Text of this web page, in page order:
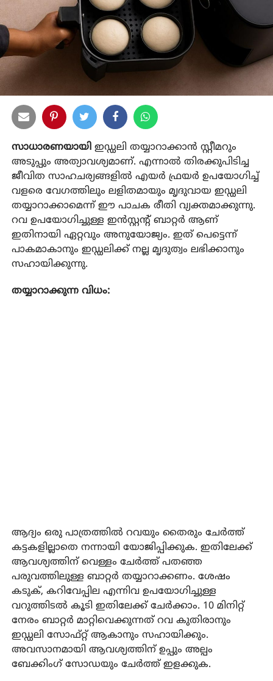
സാധാരണയായിഇഡ്ഡലി തയ്യാറാക്കാൻ സ്റ്റീമറും
അടുപ്പും അത്യാവശ്യമാണ്. എന്നാൽ തിരക്കുപിടിച്ച
ജീവിത സാഹചര്യങ്ങളിൽ എയർ ഫ്രയർ ഉപയോഗിച്ച്
വളരെ വേഗത്തിലും ലളിതമായും മൃദുവായ ഇഡ്ഡലി
തയ്യാറാക്കാമെന്ന് ഈ പാചക രീതി വ്യക്തമാക്കുന്നു.
റവ ഉപയോഗിച്ചുള്ള ഇൻസ്റ്റന്റ് ബാറ്റർ ആണ്
ഇതിനായി ഏറ്റവും അനുയോജ്യം. ഇത് പെട്ടെന്ന്
പാകമാകാനും ഇഡ്ഡലിക്ക് നല്ല മൃദുത്വം ലഭിക്കാനും
സഹായിക്കുന്നു.
തയ്യാറാക്കുന്ന വിധം:
ആദ്യം ഒരു പാത്രത്തിൽ റവയും തൈരും ചേർത്ത്
കട്ടകളില്ലാതെ നന്നായി യോജിപ്പിക്കുക. ഇതിലേക്ക്
ആവശ്യത്തിന് വെള്ളം ചേർത്ത് പതഞ്ഞ
പരുവത്തിലുള്ള ബാറ്റർ തയ്യാറാക്കണം. ശേഷം
കടുക്, കറിവേപ്പില എന്നിവ ഉപയോഗിച്ചുള്ള
വറുത്തിടൽ കൂടി ഇതിലേക്ക് ചേർക്കാം. 10 മിനിറ്റ്
നേരം ബാറ്റർ മാറ്റിവെക്കുന്നത് റവ കുതിരാനും
ഇഡ്ഡലി സോഫ്റ്റ് ആകാനും സഹായിക്കും.
അവസാനമായി ആവശ്യത്തിന് ഉപ്പും അല്പം
ബേക്കിംഗ് സോഡയും ചേർത്ത് ഇളക്കുക.